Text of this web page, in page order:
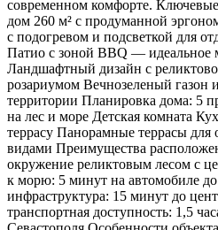
современном комфорте.
дом 260 м² с продуманной
с подогревом и подсветкой для
Патио с зоной BBQ — идеальное
Ландшафтный дизайн с
розариумом Вечнозеленый газон
территории Планировка дома: 5
на лес и море Детская комната
террасу Панорамные террасы для
видами Преимущества
окружение реликтовым лесом с
к морю: 5 минут на автомобиле
инфраструктура: 15 минут до
транспортная доступность: 1,5